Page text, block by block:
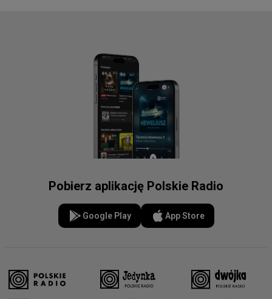
Pobierz aplikację Polskie Radio
Google Play App Store